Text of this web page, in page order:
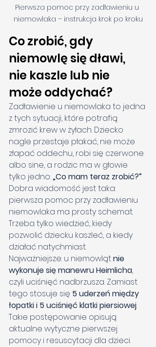
Pierwsza pomoc przy zadławieniu u
niemowlaka – instrukcja krok po kroku
Co zrobić, gdy
niemowlę się dławi,
nie kaszle lub nie
może oddychać?
Zadławienie u niemowlaka to jedna
z tych sytuacji, które potrafią
zmrozić krew w żyłach. Dziecko
nagle przestaje płakać, nie może
złapać oddechu, robi się czerwone
albo sine, a rodzic ma w głowie
tylko jedno: „Co mam teraz zrobić?”
Dobra wiadomość jest taka:
pierwsza pomoc przy zadławieniu
niemowlaka ma prosty schemat.
Trzeba tylko wiedzieć, kiedy
pozwolić dziecku kaszleć, a kiedy
działać natychmiast.
Najważniejsze: u niemowląt nie
wykonuje się manewru Heimlicha,
czyli uciśnięć nadbrzusza. Zamiast
tego stosuje się 5 uderzeń między
łopatki i 5 uciśnięć klatki piersiowej.
Takie postępowanie opisują
aktualne wytyczne pierwszej
pomocy i resuscytacji dla dzieci.